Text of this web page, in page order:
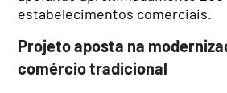
estabelecimentos comerciais.
Projeto aposta na
comércio tradicional